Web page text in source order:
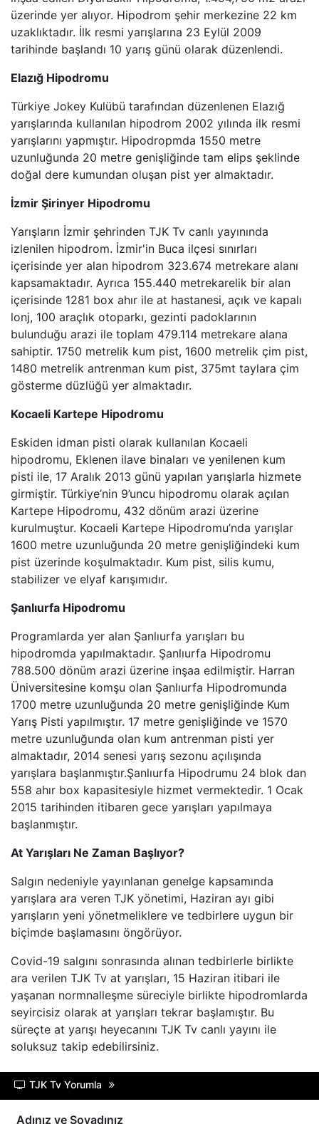
üzerinde yer alıyor. Hipodrom şehir merkezine 22 km
uzaklıktadır. İlk resmi yarışlarına 23 Eylül 2009
tarihinde başlandı 10 yarış günü olarak düzenlendi.
Elazığ Hipodromu
Türkiye Jokey Kulübü tarafından düzenlenen Elazığ
yarışlarında kullanılan hipodrom 2002 yılında ilk resmi
yarışlarını yapmıştır. Hipodropmda 1550 metre
uzunluğunda 20 metre genişliğinde tam elips şeklinde
doğal dere kumundan oluşan pist yer almaktadır.
İzmir Şirinyer Hipodromu
Yarışların İzmir şehrinden TJK Tv canlı yayınında
izlenilen hipodrom. İzmir'in Buca ilçesi sınırları
içerisinde yer alan hipodrom 323.674 metrekare alanı
kapsamaktadır. Ayrıca 155.440 metrekarelik bir alan
içerisinde 1281 box ahır ile at hastanesi, açık ve kapalı
lonj, 100 araçlık otoparkı, gezinti padoklarının
bulunduğu arazi ile toplam 479.114 metrekare alana
sahiptir. 1750 metrelik kum pist, 1600 metrelik çim pist,
1480 metrelik antrenman kum pist, 375mt taylara çim
gösterme düzlüğü yer almaktadır.
Kocaeli Kartepe Hipodromu
Eskiden idman pisti olarak kullanılan Kocaeli
hipodromu, Eklenen ilave binaları ve yenilenen kum
pisti ile, 17 Aralık 2013 günü yapılan yarışlarla hizmete
girmiştir. Türkiye’nin 9’uncu hipodromu olarak açılan
Kartepe Hipodromu, 432 dönüm arazi üzerine
kurulmuştur. Kocaeli Kartepe Hipodromu’nda yarışlar
1600 metre uzunluğunda 20 metre genişliğindeki kum
pist üzerinde koşulmaktadır. Kum pist, silis kumu,
stabilizer ve elyaf karışımıdır.
Şanlıurfa Hipodromu
Programlarda yer alan Şanlıurfa yarışları bu
hipodromda yapılmaktadır. Şanlıurfa Hipodromu
788.500 dönüm arazi üzerine inşaa edilmiştir. Harran
Üniversitesine komşu olan Şanlıurfa Hipodromunda
1700 metre uzunluğunda 20 metre genişliğinde Kum
Yarış Pisti yapılmıştır. 17 metre genişliğinde ve 1570
metre uzunluğunda olan kum antrenman pisti yer
almaktadır, 2014 senesi yarış sezonu açılışında
yarışlara başlanmıştır.Şanlıurfa Hipodrumu 24 blok dan
558 ahır box kapasitesiyle hizmet vermektedir. 1 Ocak
2015 tarihinden itibaren gece yarışları yapılmaya
başlanmıştır.
At Yarışları Ne Zaman Başlıyor?
Salgın nedeniyle yayınlanan genelge kapsamında
yarışlara ara veren TJK yönetimi, Haziran ayı gibi
yarışların yeni yönetmeliklere ve tedbirlere uygun bir
biçimde başlamasını öngörüyor.
Covid-19 salgını sonrasında alınan tedbirlerle birlikte
ara verilen TJK Tv at yarışları, 15 Haziran itibari ile
yaşanan normnalleşme süreciyle birlikte hipodromlarda
seyircisiz olarak at yarışları tekrar başlamıştır. Bu
süreçte at yarışı heyecanını TJK Tv canlı yayını ile
soluksuz takip edebilirsiniz.
TJK Tv Yorumla
Adınız ve Soyadınız